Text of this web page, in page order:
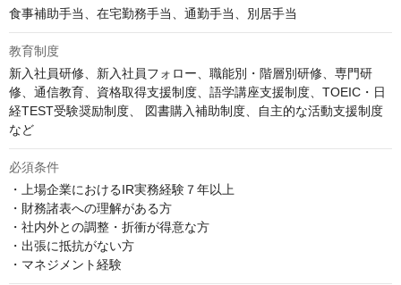
食事補助手当、在宅勤務手当、通勤手当、別居手当
教育制度
新入社員研修、新入社員フォロー、職能別・階層別研修、専門研
修、通信教育、資格取得支援制度、語学講座支援制度、TOEIC・日
経TEST受験奨励制度、 図書購入補助制度、自主的な活動支援制度
など
必須条件
・上場企業におけるIR実務経験７年以上
・財務諸表への理解がある方
・社内外との調整・折衝が得意な方
・出張に抵抗がない方
・マネジメント経験